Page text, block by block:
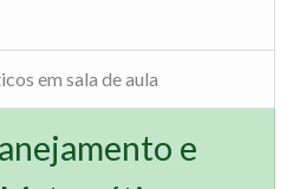
em sala de aula
e